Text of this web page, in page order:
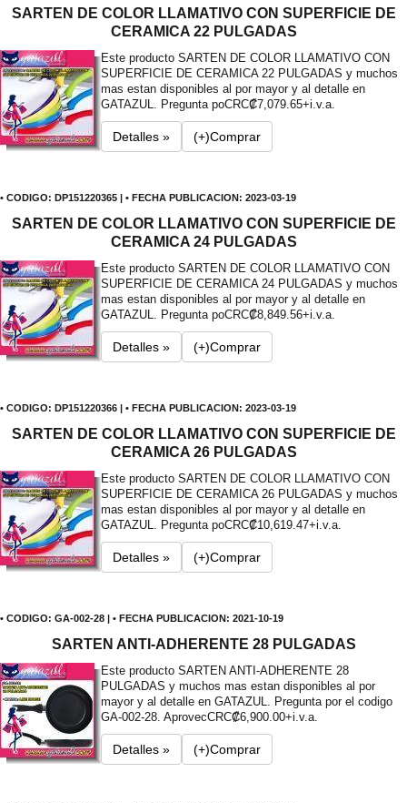
SARTEN DE COLOR LLAMATIVO CON SUPERFICIE DE
CERAMICA 22 PULGADAS
Este producto SARTEN DE COLOR LLAMATIVO CON
SUPERFICIE DE CERAMICA 22 PULGADAS y muchos
mas estan disponibles al por mayor y al detalle en
GATAZUL. Pregunta poCRC₡7,079.65+i.v.a.
Detalles » (+)Comprar
• CODIGO: DP151220365 | • FECHA PUBLICACION: 2023-03-19
SARTEN DE COLOR LLAMATIVO CON SUPERFICIE DE
CERAMICA 24 PULGADAS
Este producto SARTEN DE COLOR LLAMATIVO CON
SUPERFICIE DE CERAMICA 24 PULGADAS y muchos
mas estan disponibles al por mayor y al detalle en
GATAZUL. Pregunta poCRC₡8,849.56+i.v.a.
Detalles » (+)Comprar
• CODIGO: DP151220366 | • FECHA PUBLICACION: 2023-03-19
SARTEN DE COLOR LLAMATIVO CON SUPERFICIE DE
CERAMICA 26 PULGADAS
Este producto SARTEN DE COLOR LLAMATIVO CON
SUPERFICIE DE CERAMICA 26 PULGADAS y muchos
mas estan disponibles al por mayor y al detalle en
GATAZUL. Pregunta poCRC₡10,619.47+i.v.a.
Detalles » (+)Comprar
• CODIGO: GA-002-28 | • FECHA PUBLICACION: 2021-10-19
SARTEN ANTI-ADHERENTE 28 PULGADAS
Este producto SARTEN ANTI-ADHERENTE 28
PULGADAS y muchos mas estan disponibles al por
mayor y al detalle en GATAZUL. Pregunta por el codigo
GA-002-28. AprovecCRC₡6,900.00+i.v.a.
Detalles » (+)Comprar